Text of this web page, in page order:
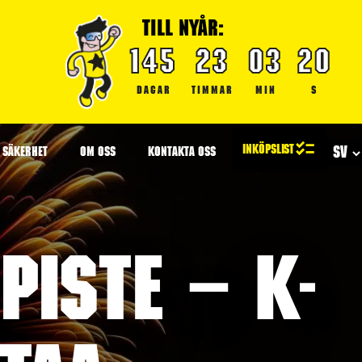
TILL NYÅR:
145
DAGAR
23
TIMMAR
03
MIN
20
S
SÄKERHET OM OSS KONTAKTA OSS
– K-